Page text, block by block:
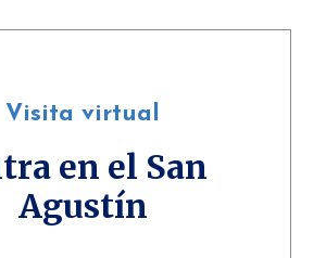
Visita virtual
en el San
Agustín